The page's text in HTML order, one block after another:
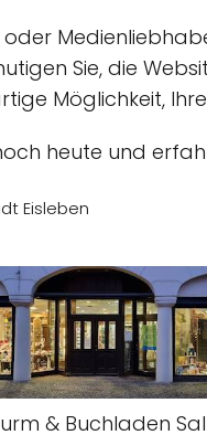
Sie, die
Möglichkeit,
heute und
Eisleben
& Buchladen